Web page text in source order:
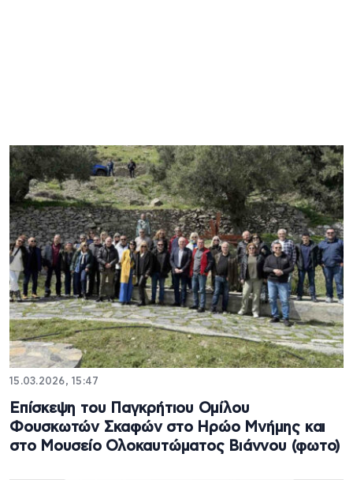
15.03.2026, 15:47
Επίσκεψη του Παγκρήτιου Ομίλου
Φουσκωτών Σκαφών στο Ηρώο Μνήμης και
στο Μουσείο Ολοκαυτώματος Βιάννου (φωτο)